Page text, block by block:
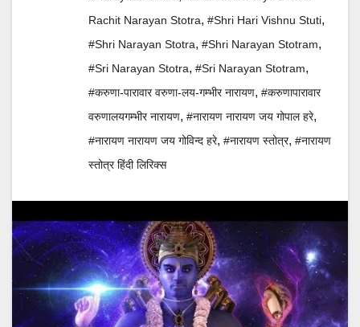
Rachit Narayan Stotra, #shri Hari Vishnu Stuti,
#shri Narayan Stotra, #shri Narayan Stotram,
#sri Narayan Stotra, #sri Narayan Stotram,
#करुणा-पारावार वरुणा-लय-गम्भीर नारायण, #करुणापारावार
वरुणालयगम्भीर नारायण, #नारायण नारायण जय गोपाल हरे,
#नारायण नारायण जय गोविन्द हरे, #नारायण स्तोत्र, #नारायण
स्तोत्र हिंदी लिरिक्स